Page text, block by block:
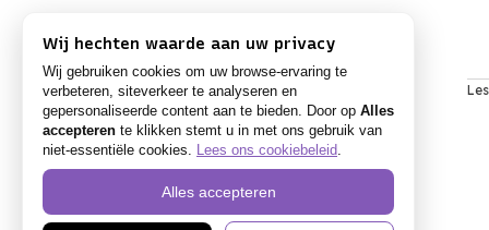
Wij hechten waarde aan uw privacy
Wij gebruiken cookies om uw browse-ervaring te
verbeteren, siteverkeer te analyseren en
gepersonaliseerde content aan te bieden. Door op Alles
accepteren te klikken stemt u in met ons gebruik van
niet-essentiële cookies. Lees ons cookiebeleid.
Alles accepteren